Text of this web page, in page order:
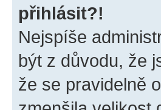
přihlásit?!
Nejspíše
být z důvodu, že
že se pravidelně